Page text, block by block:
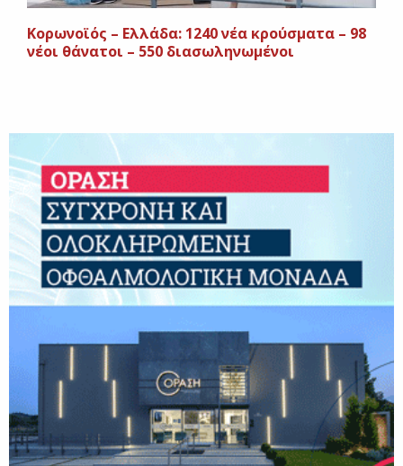
Κορωνοϊός – Ελλάδα: 1240 νέα κρούσματα – 98
νέοι θάνατοι – 550 διασωληνωμένοι